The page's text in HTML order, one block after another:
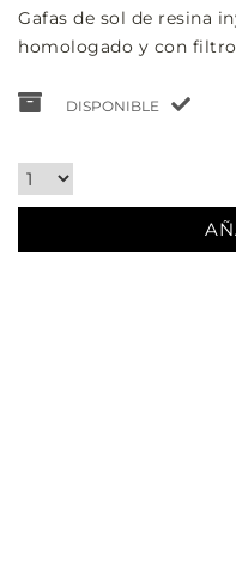
Gafas de sol de resina
homologado y con
DISPONIBLE